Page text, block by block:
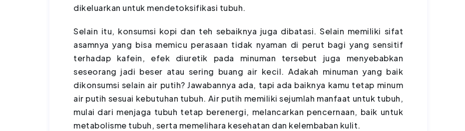
dikeluarkan untuk mendetoksifikasi tubuh.
Selain itu, konsumsi kopi dan teh sebaiknya juga dibatasi. Selain memiliki sifat
asamnya yang bisa memicu perasaan tidak nyaman di perut bagi yang sensitif
terhadap kafein, efek diuretik pada minuman tersebut juga menyebabkan
seseorang jadi beser atau sering buang air kecil. Adakah minuman yang baik
dikonsumsi selain air putih? Jawabannya ada, tapi ada baiknya kamu tetap minum
air putih sesuai kebutuhan tubuh. Air putih memiliki sejumlah manfaat untuk tubuh,
mulai dari menjaga tubuh tetap berenergi, melancarkan pencernaan, baik untuk
metabolisme tubuh, serta memelihara kesehatan dan kelembaban kulit.